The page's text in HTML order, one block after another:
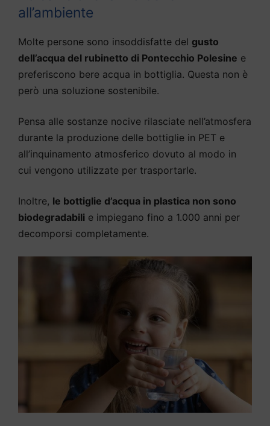
all’ambiente
Molte persone sono insoddisfatte del gusto
dell’acqua del rubinetto di Pontecchio Polesine e
preferiscono bere acqua in bottiglia. Questa non è
però una soluzione sostenibile.
Pensa alle sostanze nocive rilasciate nell’atmosfera
durante la produzione delle bottiglie in PET e
all’inquinamento atmosferico dovuto al modo in
cui vengono utilizzate per trasportarle.
Inoltre, le bottiglie d’acqua in plastica non sono
biodegradabili e impiegano fino a 1.000 anni per
decomporsi completamente.